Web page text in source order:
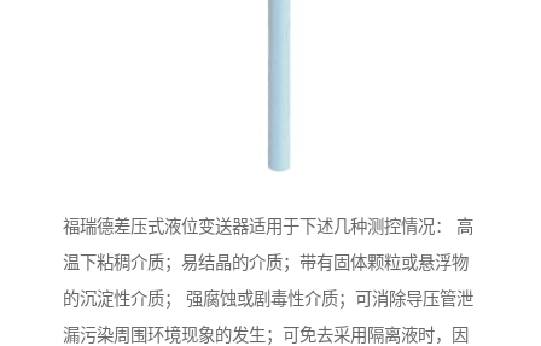
福瑞德差压式液位变送器适用于下述几种测控情况： 高
温下粘稠介质；易结晶的介质；带有固体颗粒或悬浮物
的沉淀性介质； 强腐蚀或剧毒性介质；可消除导压管泄
漏污染周围环境现象的发生；可免去采用隔离液时，因